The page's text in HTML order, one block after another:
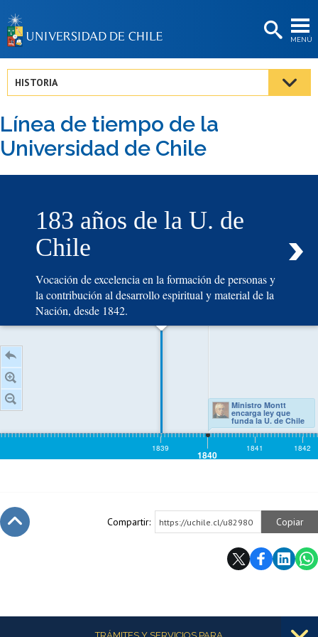
MENÚ
BIBLIOTECAS
LA UNIVERSIDAD
Estudiantes
Académicas/os
Egresadas/os
HISTORIA
Línea de tiempo de la
Universidad de Chile
Compartir: https://uchile.cl/u82980 Copiar
Más información